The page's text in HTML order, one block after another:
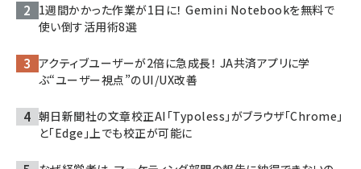
1週間かかった作業が1日に！ Gemini Notebookを無料で
使い倒す活用術8選
アクティブユーザーが2倍に急成長！ JA共済アプリに学
ぶ“ユーザー視点”のUI/UX改善
朝日新聞社の文章校正AI「Typoless」がブラウザ「Chrome」
と「Edge」上でも校正が可能に